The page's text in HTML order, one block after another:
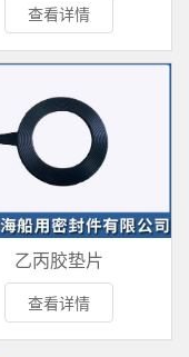
查看详情
乙丙胶垫片
查看详情